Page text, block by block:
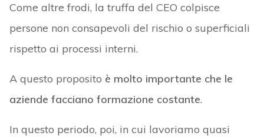
Come altre frodi, la truffa del CEO colpisce
persone non consapevoli del rischio o superficiali
rispetto ai processi interni.
A questo proposito è molto importante che le
aziende facciano formazione costante.
In questo periodo, poi, in cui lavoriamo quasi